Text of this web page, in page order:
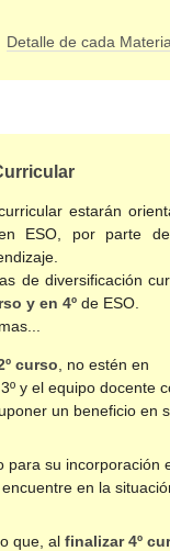
Detalle de cada
estarán
ESO, por parte
de diversificación
y en 4º de ESO.
curso , no estén en
y el equipo docente
un beneficio en
para su incorporación
en la
que, al finalizar 4º